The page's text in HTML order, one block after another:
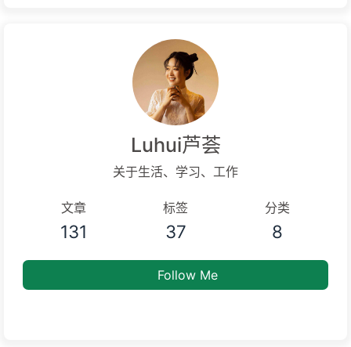
Luhui芦荟
关于生活、学习、工作
文章
131
标签
37
分类
8
Follow Me